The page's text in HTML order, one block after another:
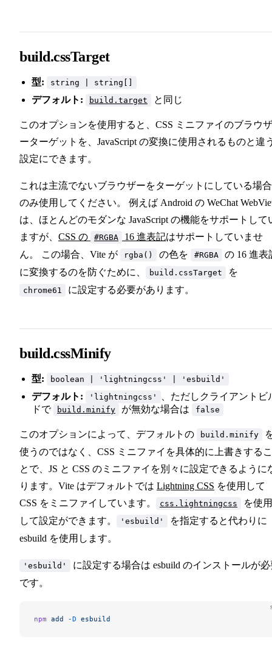
build.cssTarget
型: string | string[]
デフォルト: build.target と同じ
このオプションを使用すると、CSS ミニファイのブラウザ
ーターゲットを、JavaScript の変換に使用されるものと違
設定にできます。
これは主流でないブラウザーをターゲットにしている場
のみ使用してください。 例えば Android の WeChat
は、ほとんどのモダンな JavaScript の機能をサポートして
ますが、 CSS の #RGBA 16 進表記はサポートしていませ
ん。 この場合、Vite が
rgba() の色を #RGBA
の 16 進表
に変換するのを防ぐために、
build.cssTarget を
chrome61 に設定する必要があります。
build.cssMinify
型: boolean | 'lightningcss' | 'esbuild'
デフォルト: 'lightningcss'
、ただしクライアントビ
ドで
build.minify が無効な場合は false
このオプションによって、デフォルトの build.minify
使うのではなく、CSS ミニファイを具体的に上書きするこ
とで、JS と CSS のミニファイを別々に設定できるように
ります。Vite はデフォルトでは Lightning CSS を使用して
CSS をミニファイしています。
css.lightningcss
を使用
して設定ができます。
'esbuild'
を指定すると代わりに
esbuild を使用します。
'esbuild'
に設定する場合は esbuild のインストールが
です。
npm add -D esbuild